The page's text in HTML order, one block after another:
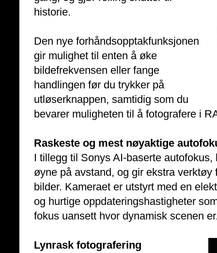
historie.
Den nye forhåndsopptakfunksjonen
gir mulighet til enten å øke
bildefrekvensen eller fange
handlingen før du trykker på
utløserknappen, samtidig som du
bevarer muligheten til å fotografere i
Raskeste og mest nøyaktige
I tillegg til Sonys AI-baserte
øyne på avstand, og gir ekstra
bilder. Kameraet er utstyrt med en
og hurtige oppdateringshastigheter
fokus uansett hvor dynamisk scenen
Lynrask fotografering